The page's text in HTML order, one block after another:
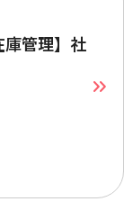
管理】社